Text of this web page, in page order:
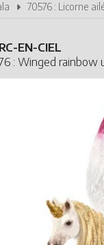
70576 : Licorne
EN-CIEL
: Winged rainbow